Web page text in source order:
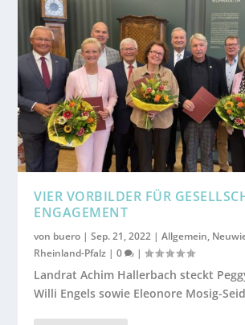
VIER VORBILDER FÜR
ENGAGEMENT
von buero |Sep. 21, 2022 |Allgemein,
Rheinland-Pfalz |0 |
Landrat Achim Hallerbach steckt
Willi Engels sowie Eleonore Mosig-